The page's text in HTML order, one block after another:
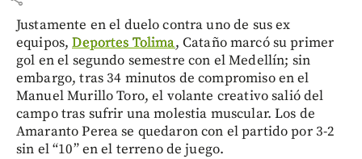
Justamente en el duelo contra uno de sus ex
equipos,Deportes Tolima, Cataño marcó su primer
gol en el segundo semestre con el Medellín; sin
embargo, tras 34 minutos de compromiso en el
Manuel Murillo Toro, el volante creativo salió del
campo tras sufrir una molestia muscular. Los de
Amaranto Perea se quedaron con el partido por 3-2
sin el “10” en el terreno de juego.